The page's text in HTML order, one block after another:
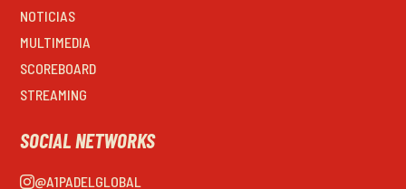
NOTICIAS
MULTIMEDIA
SCOREBOARD
STREAMING
SOCIAL NETWORKS
@A1PADELGLOBAL